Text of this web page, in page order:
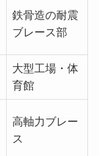
鉄骨造の耐震
ブレース部
大型工場・体
育館
高軸力ブレー
ス